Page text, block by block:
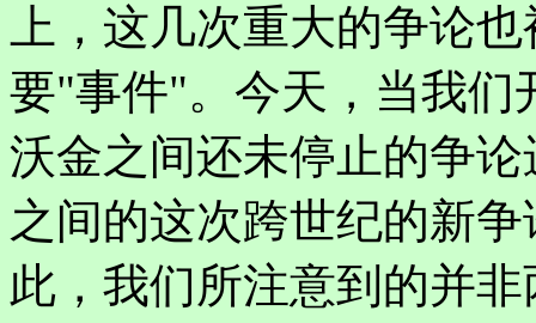
上，这几次重大的争论
要"事件"。今天，当我们
沃金之间还未停止的争
之间的这次跨世纪的新
此，我们所注意到的并